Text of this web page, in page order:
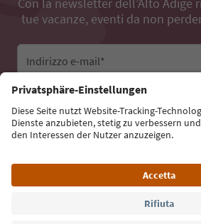
tue vacanze, eventi da non
Indirizzo e-mail*
Iscriviti alla